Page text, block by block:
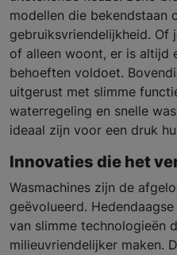
modellen die bekendstaan
gebruiksvriendelijkheid. Of
of alleen woont, er is altijd
behoeften voldoet.
uitgerust met slimme
waterregeling en snelle
ideaal zijn voor een druk
Innovaties die het
Wasmachines zijn de
geëvolueerd.
van slimme technologieën
milieuvriendelijker maken.